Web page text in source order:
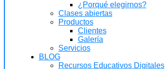
¿Porqué elegirnos?
Clases abiertas
Productos
Clientes
Galería
Servicios
BLOG
Recursos Educativos Digitales